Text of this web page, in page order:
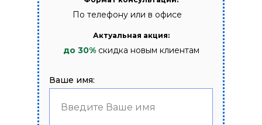
Ваше имя:
Введите Ваше имя
Актуальная акция:
до 30%скидка новым клиентам
По телефону или в офисе